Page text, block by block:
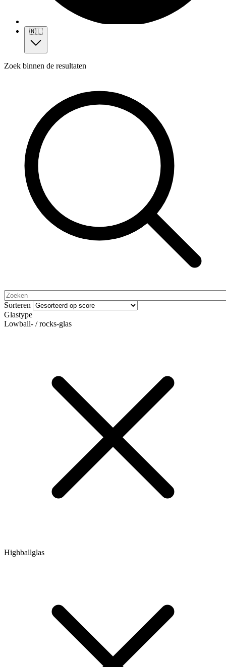
🇳🇱
Zoek binnen de resultaten
Sorteren
Glastype
Lowball- / rocks-glas
Highballglas